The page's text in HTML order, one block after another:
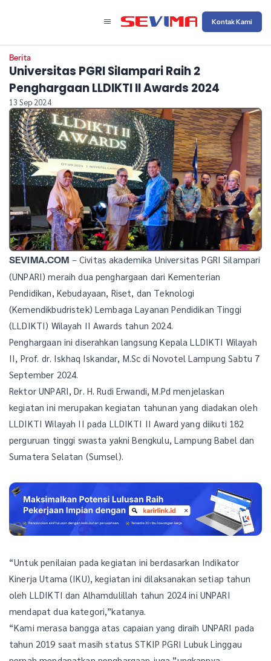
Kontak Kami
Berita
Universitas PGRI Silampari Raih 2
Penghargaan LLDIKTI II Awards 2024
13 Sep 2024
SEVIMA.COM – Civitas akademika Universitas PGRI Silampari
(UNPARI) meraih dua penghargaan dari Kementerian
Pendidikan, Kebudayaan, Riset, dan Teknologi
(Kemendikbudristek) Lembaga Layanan Pendidikan Tinggi
(LLDIKTI) Wilayah II Awards tahun 2024.
Penghargaan ini diserahkan langsung Kepala LLDIKTI Wilayah
II, Prof. dr. Iskhaq Iskandar, M.Sc di Novotel Lampung Sabtu 7
September 2024.
Rektor UNPARI, Dr. H. Rudi Erwandi, M.Pd menjelaskan
kegiatan ini merupakan kegiatan tahunan yang diadakan oleh
LLDIKTI Wilayah II pada LLDIKTI II Award yang diikuti 182
perguruan tinggi swasta yakni Bengkulu, Lampung Babel dan
Sumatera Selatan (Sumsel).
“Untuk penilaian pada kegiatan ini berdasarkan Indikator
Kinerja Utama (IKU), kegiatan ini dilaksanakan setiap tahun
oleh LLDIKTI dan Alhamdulillah tahun 2024 ini UNPARI
mendapat dua kategori,”katanya.
“Kami merasa bangga atas capaian yang diraih UNPARI pada
tahun 2019 saat masih status STKIP PGRI Lubuk Linggau